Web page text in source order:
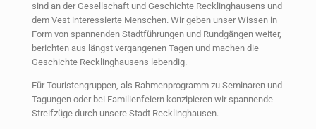
sind an der Gesellschaft und Geschichte Recklinghausens und
dem Vest interessierte Menschen. Wir geben unser Wissen in
Form von spannenden Stadtführungen und Rundgängen weiter,
berichten aus längst vergangenen Tagen und machen die
Geschichte Recklinghausens lebendig.
Für Touristengruppen, als Rahmenprogramm zu Seminaren und
Tagungen oder bei Familienfeiern konzipieren wir spannende
Streifzüge durch unsere Stadt Recklinghausen.